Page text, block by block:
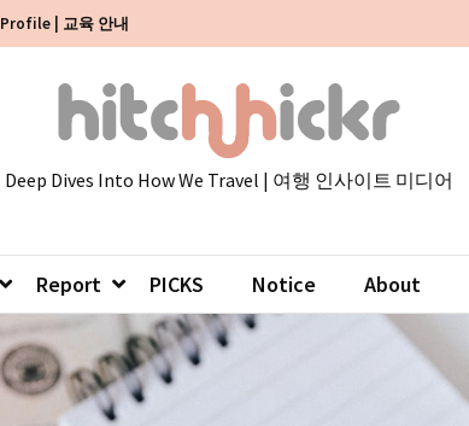
Profile | 교육 안내
Deep Dives Into How We Travel | 여행 인사이트 미디어
Report PICKS Notice About